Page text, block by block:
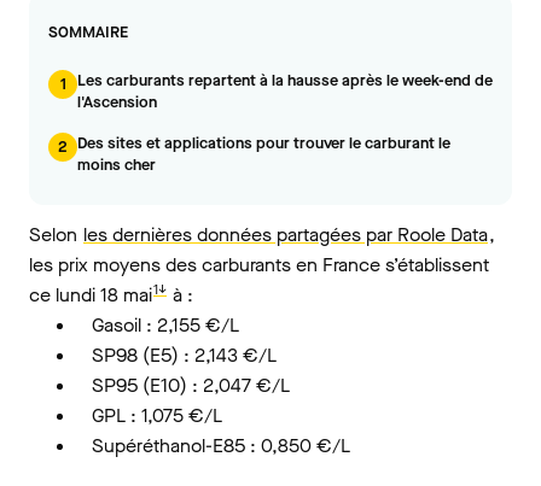
SOMMAIRE
1
Les carburants repartent à la hausse après le week-end de
l'Ascension
2 Des sites et applications pour trouver le carburant le
moins cher
Selon les dernières données partagées par Roole Data,
les prix moyens des carburants en France s’établissent
ce lundi 18 mai1↓ à :
Gasoil : 2,155 €/L
SP98 (E5) : 2,143 €/L
SP95 (E10) : 2,047 €/L
GPL : 1,075 €/L
Supéréthanol-E85 : 0,850 €/L